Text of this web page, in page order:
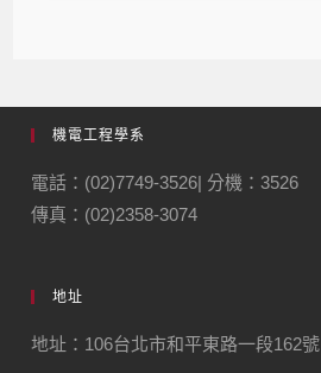
機電工程學系
電話：(02)7749-3526| 分機：3526
傳真：(02)2358-3074
地址
地址：106台北市和平東路一段162號